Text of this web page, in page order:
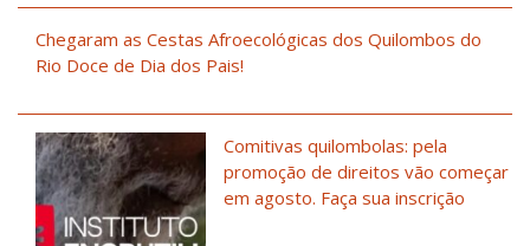
Chegaram as Cestas Afroecológicas dos Quilombos do
Rio Doce de Dia dos Pais!
Comitivas quilombolas: pela
promoção de direitos vão começar
em agosto. Faça sua inscrição